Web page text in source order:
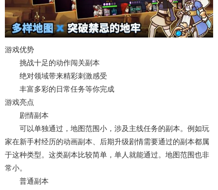
游戏优势
挑战十足的动作闯关副本
绝对领域带来精彩刺激感受
丰富多彩的日常任务等你完成
游戏亮点
剧情副本
可以单独通过，地图范围小，涉及主线任务的副本。例如玩
家在新手村经历的动画副本、后期升级剧情需要通过的副本都属
于这种类型。这类副本比较简单，单人就能通过。地图范围也非
常小。
普通副本